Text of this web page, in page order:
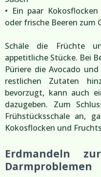
• Ein paar
oder frische Beeren zum
Schäle die Früchte
appetitliche Stücke. Bei
Püriere die Avocado
restlichen Zutaten
bevorzugt, kann auch
dazugeben. Zum
Frühstücksschale an,
Kokosflocken und
Erdmandeln
Darmproblemen